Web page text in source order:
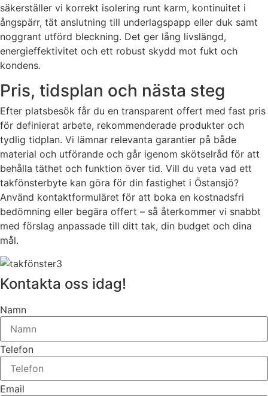
säkerställer vi korrekt isolering runt karm, kontinuitet i
ångspärr, tät anslutning till underlagspapp eller duk samt
noggrant utförd bleckning. Det ger lång livslängd,
energieffektivitet och ett robust skydd mot fukt och
kondens.
Pris, tidsplan och nästa steg
Efter platsbesök får du en transparent offert med fast pris
för definierat arbete, rekommenderade produkter och
tydlig tidplan. Vi lämnar relevanta garantier på både
material och utförande och går igenom skötselråd för att
behålla täthet och funktion över tid. Vill du veta vad ett
takfönsterbyte kan göra för din fastighet i Östansjö?
Använd kontaktformuläret för att boka en kostnadsfri
bedömning eller begära offert – så återkommer vi snabbt
med förslag anpassade till ditt tak, din budget och dina
mål.
Kontakta oss idag!
Namn
Telefon
Email